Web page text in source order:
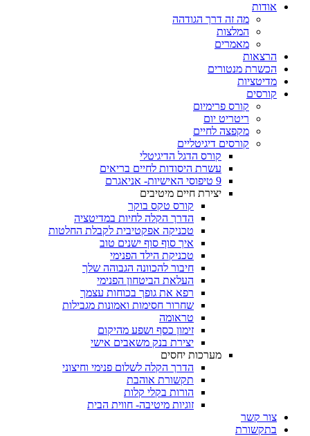
אודות
מה זה דרך הגודהה
המלצות
מאמרים
הרצאות
הכשרת מנטורים
מדיטציות
קורסים
קורס פרימיום
ריטריט יום
מקפצה לחיים
קורסים דיגיטליים
קורס הדגל הדיגיטלי
עשרת היסודות לחיים בריאים
9 טיפוסי האישיות- אניאגרם
יצירת חיים מיטיבים
קורס טקס בוקר
הדרך הקלה לחיות במדיטציה
טכניקה אפקטיבית לקבלת החלטות
איך סוף סוף ישנים טוב
טכניקת הילד הפנימי
חיבור להכוונה הגבוהה שלך
העלאת הביטחון הפנימי
רפא את גופך בכוחות עצמך
שחרור חסימות ואמונות מגבילות
טראומה
זימון כסף ושפע מהיקום
יצירת בנק משאבים אישי
מערכות יחסים
הדרך הקלה לשלום פנימי וחיצוני
תקשורת אוהבת
הורות בקלי קלות
זוגיות מיטיבה- חווית הבית
צור קשר
בתקשורת